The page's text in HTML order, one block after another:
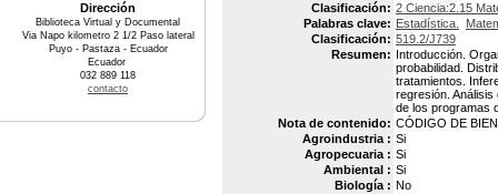
Clasificación: 2 Ciencia:2.15
Palabras clave: Estadística.
Clasificación: 519.2/J739
Resumen: Introducción.
probabilidad.
tratamientos.
regresión.
de los programas
Nota de contenido: CÓDIGO DE
Agroindustria : Si
Agropecuaria : Si
Ambiental : Si
Biología : No
Dirección
Biblioteca Virtual y Documental
Via Napo kilometro 2 1/2 Paso lateral
Puyo - Pastaza - Ecuador
Ecuador
032 889 118
contacto